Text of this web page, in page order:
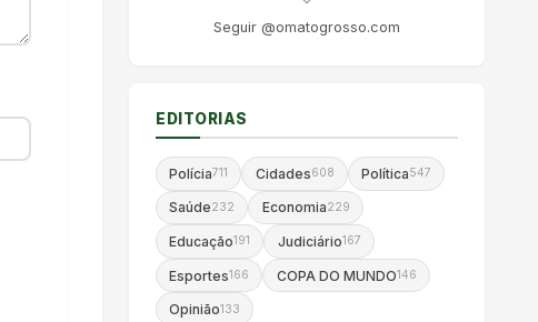
Seguir @omatogrosso.com
EDITORIAS
Polícia711 Cidades608 Política547
Saúde232 Economia229
Educação191 Judiciário167
Esportes166 COPA DO MUNDO146
Opinião133